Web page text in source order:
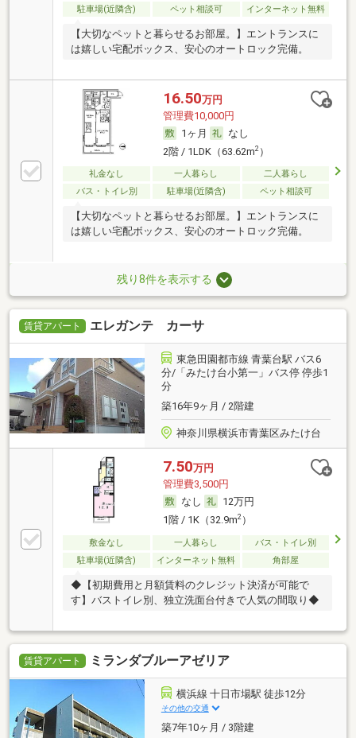
駐車場(近隣含)
ペット相談可 インターネット無料
【大切なペットと暮らせるお部屋。】エントランスに
は嬉しい宅配ボックス、安心のオートロック完備。
16.50万円
管理費10,000円
1ヶ月
なし
2階 / 1LDK（63.62m2）
礼金なし 一人暮らし
二人暮らし
バス・トイレ別
駐車場(近隣含) ペット相談可
【大切なペットと暮らせるお部屋。】エントランスに
は嬉しい宅配ボックス、安心のオートロック完備。
残り8件を表示する
賃貸アパート エレガンテ カーサ
東急田園都市線 青葉台駅 バス6
分/「みたけ台小第一」バス停 停歩1
分
築16年9ヶ月 / 2階建
神奈川県横浜市青葉区みたけ台
7.50万円
管理費3,500円
なし
12万円
1階 / 1K（32.9m2）
敷金なし 一人暮らし
バス・トイレ別
駐車場(近隣含)
インターネット無料 角部屋
◆【初期費用と月額賃料のクレジット決済が可能で
す】バストイレ別、独立洗面台付きで人気の間取り◆
賃貸アパート ミランダブルーアゼリア
横浜線 十日市場駅 徒歩12分
その他の交通
築7年10ヶ月 / 3階建